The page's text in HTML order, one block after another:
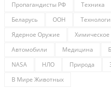
Пропагандисты РФ
Техника
Беларусь
ООН
Ядерное Оружие
Автомобили
Медицина
NASA
НЛО Природа
В Мире Животных